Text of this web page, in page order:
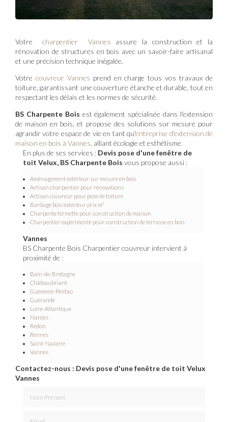
Votre charpentier Vannes assure la construction et la
rénovation de structures en bois avec un savoir-faire artisanal
et une précision technique inégalée.
Votre couvreur Vannes prend en charge tous vos travaux de
toiture, garantissant une couverture étanche et durable, tout en
respectant les délais et les normes de sécurité.
BS Charpente Bois est également spécialisée dans l'extension
de maison en bois, et propose des solutions sur mesure pour
agrandir votre espace de vie en tant qu'entreprise d'extension de
maison en bois à Vannes , alliant écologie et esthétisme.
En plus de ses services : Devis pose d'une fenêtre de
toit Velux, BS Charpente Bois vous propose aussi :
Aménagement extérieur sur mesure en bois
Artisan charpentier pour rénovations
Artisan couvreur pour pose de toiture
Bardage bois extérieur prix m²
Charpente fermette pour construction de maison
Charpentier expérimenté pour construction de terrasse en bois
Vannes
BS Charpente Bois Charpentier couvreur intervient à
proximité de :
Bain-de-Bretagne
Châteaubriant
Guémené-Penfao
Guérande
Loire-Atlantique
Nantes
Redon
Rennes
Saint-Nazaire
Vannes
Contactez-nous : Devis pose d'une fenêtre de toit Velux
Vannes